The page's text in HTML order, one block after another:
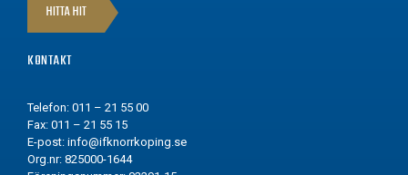
HITTA HIT
KONTAKT
Telefon: 011 – 21 55 00
Fax: 011 – 21 55 15
E-post: info@ifknorrkoping.se
Org.nr: 825000-1644